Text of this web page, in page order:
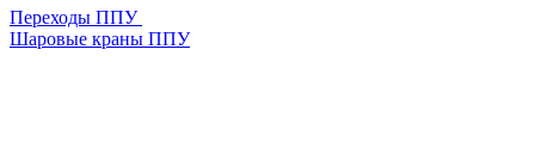
Переходы ППУ
Шаровые краны ППУ